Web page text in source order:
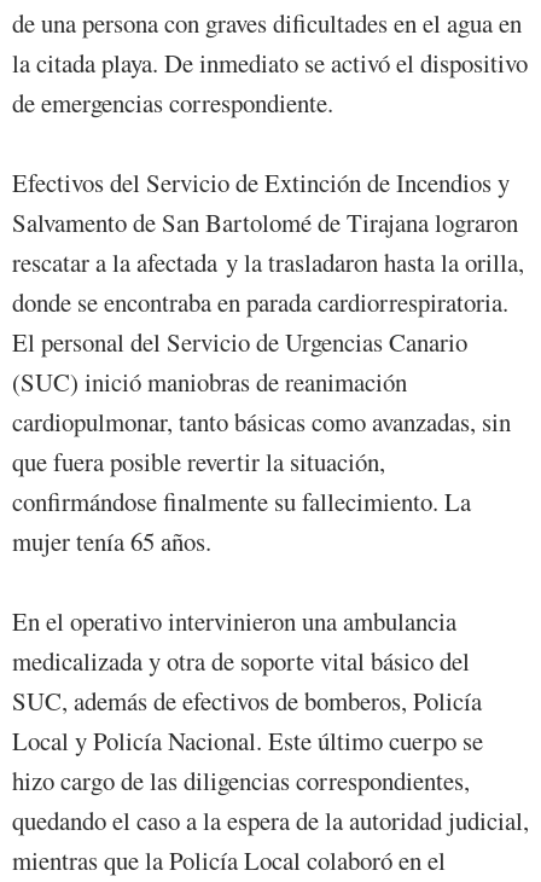
de una persona con graves dificultades en el agua en
la citada playa. De inmediato se activó el dispositivo
de emergencias correspondiente.
Efectivos del Servicio de Extinción de Incendios y
Salvamento de San Bartolomé de Tirajana lograron
rescatar a la afectada y la trasladaron hasta la orilla,
donde se encontraba en parada cardiorrespiratoria.
El personal del Servicio de Urgencias Canario
(SUC) inició maniobras de reanimación
cardiopulmonar, tanto básicas como avanzadas, sin
que fuera posible revertir la situación,
confirmándose finalmente su fallecimiento. La
mujer tenía 65 años.
En el operativo intervinieron una ambulancia
medicalizada y otra de soporte vital básico del
SUC, además de efectivos de bomberos, Policía
Local y Policía Nacional. Este último cuerpo se
hizo cargo de las diligencias correspondientes,
quedando el caso a la espera de la autoridad judicial,
mientras que la Policía Local colaboró en el